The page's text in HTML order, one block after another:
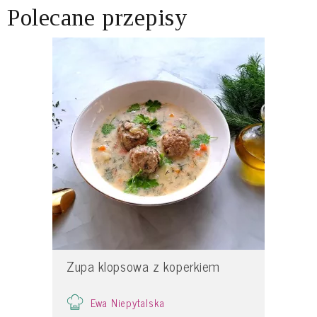
Polecane przepisy
Zupa klopsowa z koperkiem
Ewa Niepytalska